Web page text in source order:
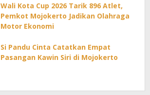
Wali Kota Cup 2026 Tarik 896 Atlet,
Pemkot Mojokerto Jadikan Olahraga
Motor Ekonomi
Si Pandu Cinta Catatkan Empat
Pasangan Kawin Siri di Mojokerto